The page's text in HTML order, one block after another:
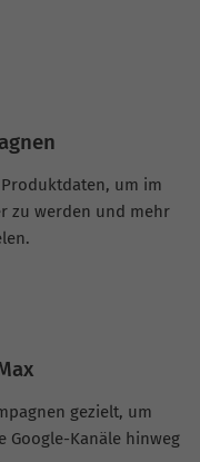
um im
zu werden und mehr
gezielt, um
Google-Kanäle hinweg